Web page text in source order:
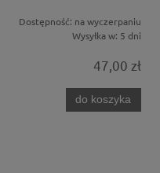
Dostępność: na wyczerpaniu
Wysyłka w: 5 dni
47,00 zł
do koszyka